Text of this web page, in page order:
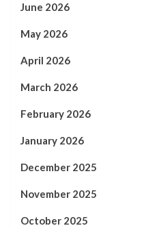
June 2026
May 2026
April 2026
March 2026
February 2026
January 2026
December 2025
November 2025
October 2025